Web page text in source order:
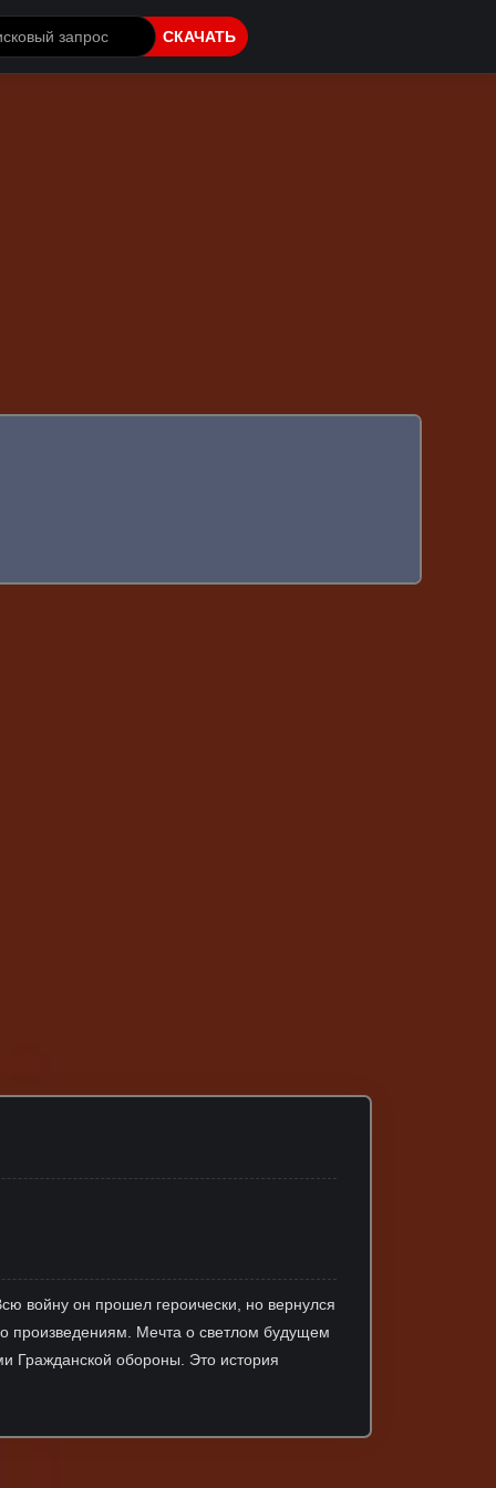
СКАЧАТЬ
войну он прошел героически, но вернулся
произведениям. Мечта о светлом будущем
Гражданской обороны. Это история